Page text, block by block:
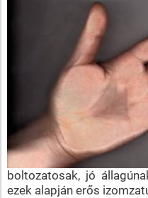
boltozatosak, jó
ezek alapján erős